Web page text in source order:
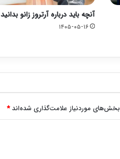
آنچه باید درباره آرتروز زانو بدانید
۱۴۰۵-۰۵-۱۶
بخش‌های موردنیاز علامت‌گذاری شده‌اند*